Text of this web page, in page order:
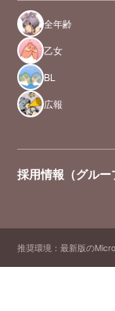
全年齢
乙女
BL
広報
採用情報（グルー
推奨環境：最新版の